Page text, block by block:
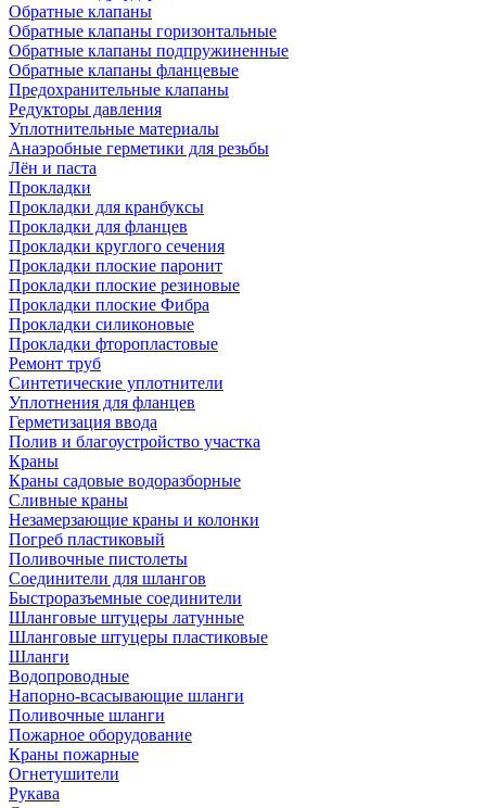
Обратные клапаны
Обратные клапаны горизонтальные
Обратные клапаны подпружиненные
Обратные клапаны фланцевые
Предохранительные клапаны
Редукторы давления
Уплотнительные материалы
Анаэробные герметики для резьбы
Лён и паста
Прокладки
Прокладки для кранбуксы
Прокладки для фланцев
Прокладки круглого сечения
Прокладки плоские паронит
Прокладки плоские резиновые
Прокладки плоские Фибра
Прокладки силиконовые
Прокладки фторопластовые
Ремонт труб
Синтетические уплотнители
Уплотнения для фланцев
Герметизация ввода
Полив и благоустройство участка
Краны
Краны садовые водоразборные
Сливные краны
Незамерзающие краны и колонки
Погреб пластиковый
Поливочные пистолеты
Соединители для шлангов
Быстроразъемные соединители
Шланговые штуцеры латунные
Шланговые штуцеры пластиковые
Шланги
Водопроводные
Напорно-всасывающие шланги
Поливочные шланги
Пожарное оборудование
Краны пожарные
Огнетушители
Рукава